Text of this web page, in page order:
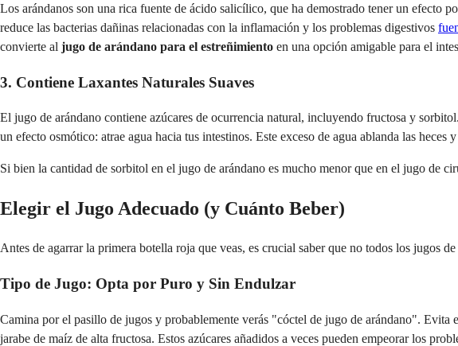
Los arándanos son una rica fuente de ácido salicílico, que ha demostrado tener un efecto
reduce las bacterias dañinas relacionadas con la inflamación y los problemas digestivos
convierte al jugo de arándano para el estreñimiento en una opción amigable para el
3. Contiene Laxantes Naturales Suaves
El jugo de arándano contiene azúcares de ocurrencia natural, incluyendo fructosa y
un efecto osmótico: atrae agua hacia tus intestinos. Este exceso de agua ablanda las
Si bien la cantidad de sorbitol en el jugo de arándano es mucho menor que en el jugo de
Elegir el Jugo Adecuado (y Cuánto Beber)
Antes de agarrar la primera botella roja que veas, es crucial saber que no todos los jugos
Tipo de Jugo: Opta por Puro y Sin Endulzar
Camina por el pasillo de jugos y probablemente verás "cóctel de jugo de arándano". Evita
jarabe de maíz de alta fructosa. Estos azúcares añadidos a veces pueden empeorar los